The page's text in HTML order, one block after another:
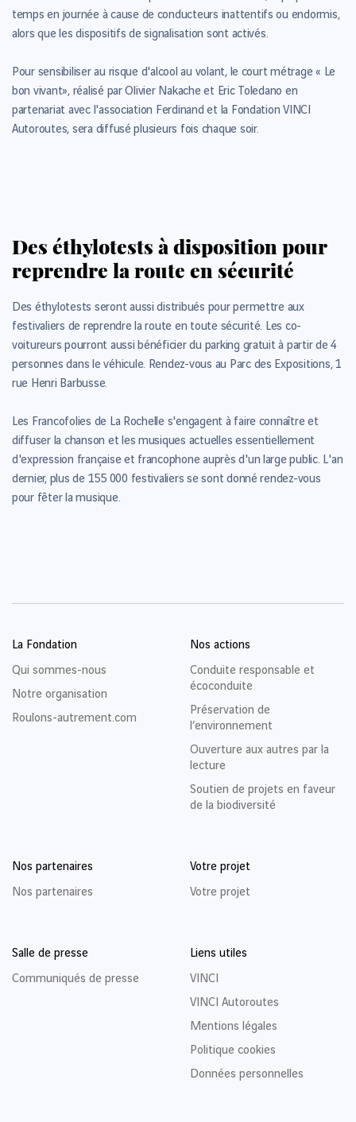
temps en journée à cause de conducteurs inattentifs ou endormis,
alors que les dispositifs de signalisation sont activés.
Pour sensibiliser au risque d'alcool au volant, le court métrage « Le
bon vivant», réalisé par Olivier Nakache et Eric Toledano en
partenariat avec l'association Ferdinand et la Fondation VINCI
Autoroutes, sera diffusé plusieurs fois chaque soir.
Des éthylotests à disposition pour
reprendre la route en sécurité
Des éthylotests seront aussi distribués pour permettre aux
festivaliers de reprendre la route en toute sécurité. Les co­
voitureurs pourront aussi bénéficier du parking gratuit à partir de 4
personnes dans le véhicule. Rendez-vous au Parc des Expositions, 1
rue Henri Barbusse.
Les Francofolies de La Rochelle s'engagent à faire connaître et
diffuser la chanson et les musiques actuelles essentiellement
d'expression française et francophone auprès d'un large public. L'an
dernier, plus de 155 000 festivaliers se sont donné rendez-vous
pour fêter la musique.
La Fondation
Qui sommes-nous
Notre organisation
Roulons-autrement.com
Nos actions
Conduite responsable et
écoconduite
Préservation de
l’environnement
Ouverture aux autres par la
lecture
Soutien de projets en faveur
de la biodiversité
Nos partenaires
Nos partenaires
Votre projet
Votre projet
Salle de presse
Communiqués de presse
Liens utiles
VINCI
VINCI Autoroutes
Mentions légales
Politique cookies
Données personnelles